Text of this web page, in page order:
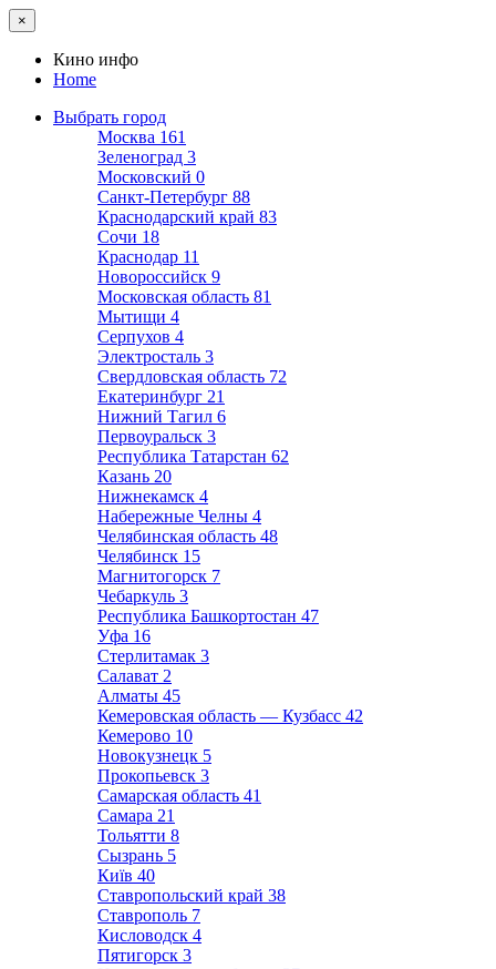
×
Кино инфо
Home
Выбрать город
Москва 161
Зеленоград 3
Московский 0
Санкт-Петербург 88
Краснодарский край 83
Сочи 18
Краснодар 11
Новороссийск 9
Московская область 81
Мытищи 4
Серпухов 4
Электросталь 3
Свердловская область 72
Екатеринбург 21
Нижний Тагил 6
Первоуральск 3
Республика Татарстан 62
Казань 20
Нижнекамск 4
Набережные Челны 4
Челябинская область 48
Челябинск 15
Магнитогорск 7
Чебаркуль 3
Республика Башкортостан 47
Уфа 16
Стерлитамак 3
Салават 2
Алматы 45
Кемеровская область — Кузбасс 42
Кемерово 10
Новокузнецк 5
Прокопьевск 3
Самарская область 41
Самара 21
Тольятти 8
Сызрань 5
Київ 40
Ставропольский край 38
Ставрополь 7
Кисловодск 4
Пятигорск 3